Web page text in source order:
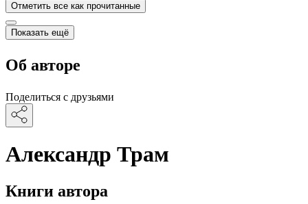
Отметить все как прочитанные
Показать ещё
Об авторе
Поделиться с друзьями
Александр Трам
Книги автора